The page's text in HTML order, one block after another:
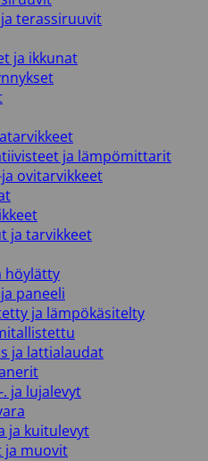
ja terassiruuvit
ja ikkunat
ja lämpömittarit
ovitarvikkeet
ja tarvikkeet
höylätty
paneeli
ja lämpökäsitelty
ja lattialaudat
ja lujalevyt
ja kuitulevyt
ja muovit